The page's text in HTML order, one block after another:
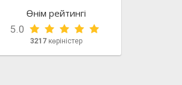
Өнім рейтингі
5.0
3217 көріністер